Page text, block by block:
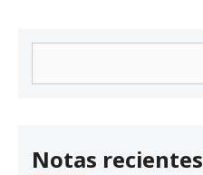
Notas recientes